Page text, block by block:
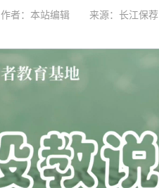
作者：本站编辑 来源：长江保荐